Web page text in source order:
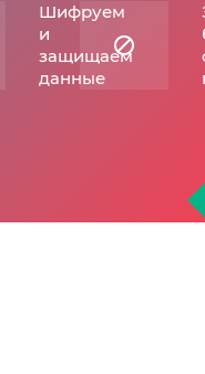
Шифруем
и
защищаем
данные